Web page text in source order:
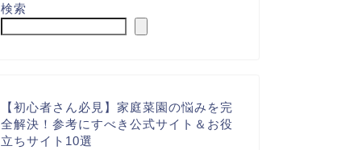
検索
【初心者さん必見】家庭菜園の悩みを完
全解決！参考にすべき公式サイト＆お役
立ちサイト10選